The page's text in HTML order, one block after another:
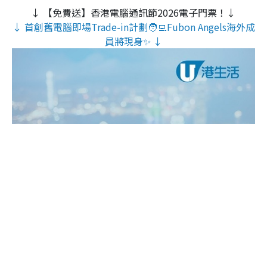
↓ 【免費送】香港電腦通訊節2026電子門票！↓
↓ 首創舊電腦即場Trade-in計劃🧑‍💻Fubon Angels海外成
員將現身✨ ↓